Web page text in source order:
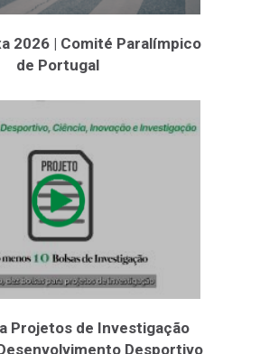
2026 | Comité Paralímpico
de Portugal
Projetos de Investigação
Desportivo